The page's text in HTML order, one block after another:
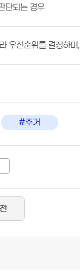
단되는 경우
선순위를 결정하
#주거